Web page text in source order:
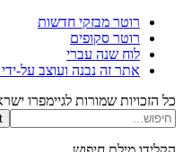
רוטר מבזקי חדשות
רוטר סקופים
לוח שנה עברי
אתר זה נבנה ועוצב על-ידי
שמורות לגיימפרו ישראל © 2025